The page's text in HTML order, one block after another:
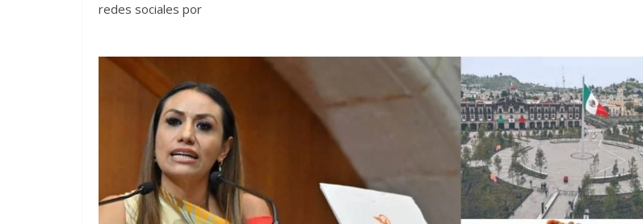
redes sociales por